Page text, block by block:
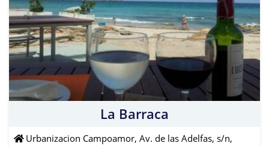
La Barraca
Urbanizacion Campoamor, Av. de las Adelfas, s/n,